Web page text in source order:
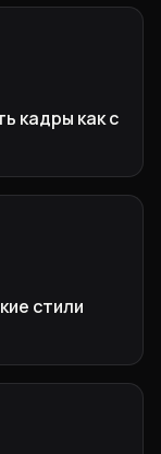
кадры как с
стили